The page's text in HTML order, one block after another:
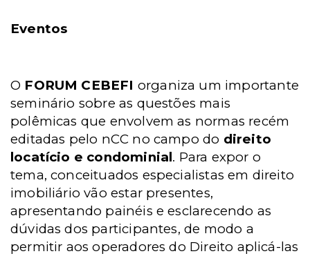
Eventos
O FORUM CEBEFI organiza um importante
seminário sobre as questões mais
polêmicas que envolvem as normas recém
editadas pelo nCC no campo do direito
locatício e condominial. Para expor o
tema, conceituados especialistas em direito
imobiliário vão estar presentes,
apresentando painéis e esclarecendo as
dúvidas dos participantes, de modo a
permitir aos operadores do Direito aplicá-las